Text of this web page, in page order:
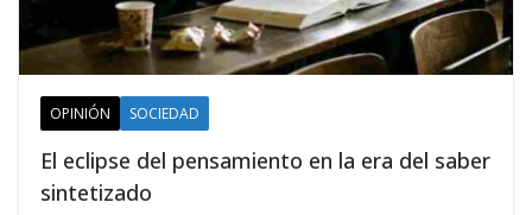
OPINIÓN SOCIEDAD
El eclipse del pensamiento en la era del saber
sintetizado